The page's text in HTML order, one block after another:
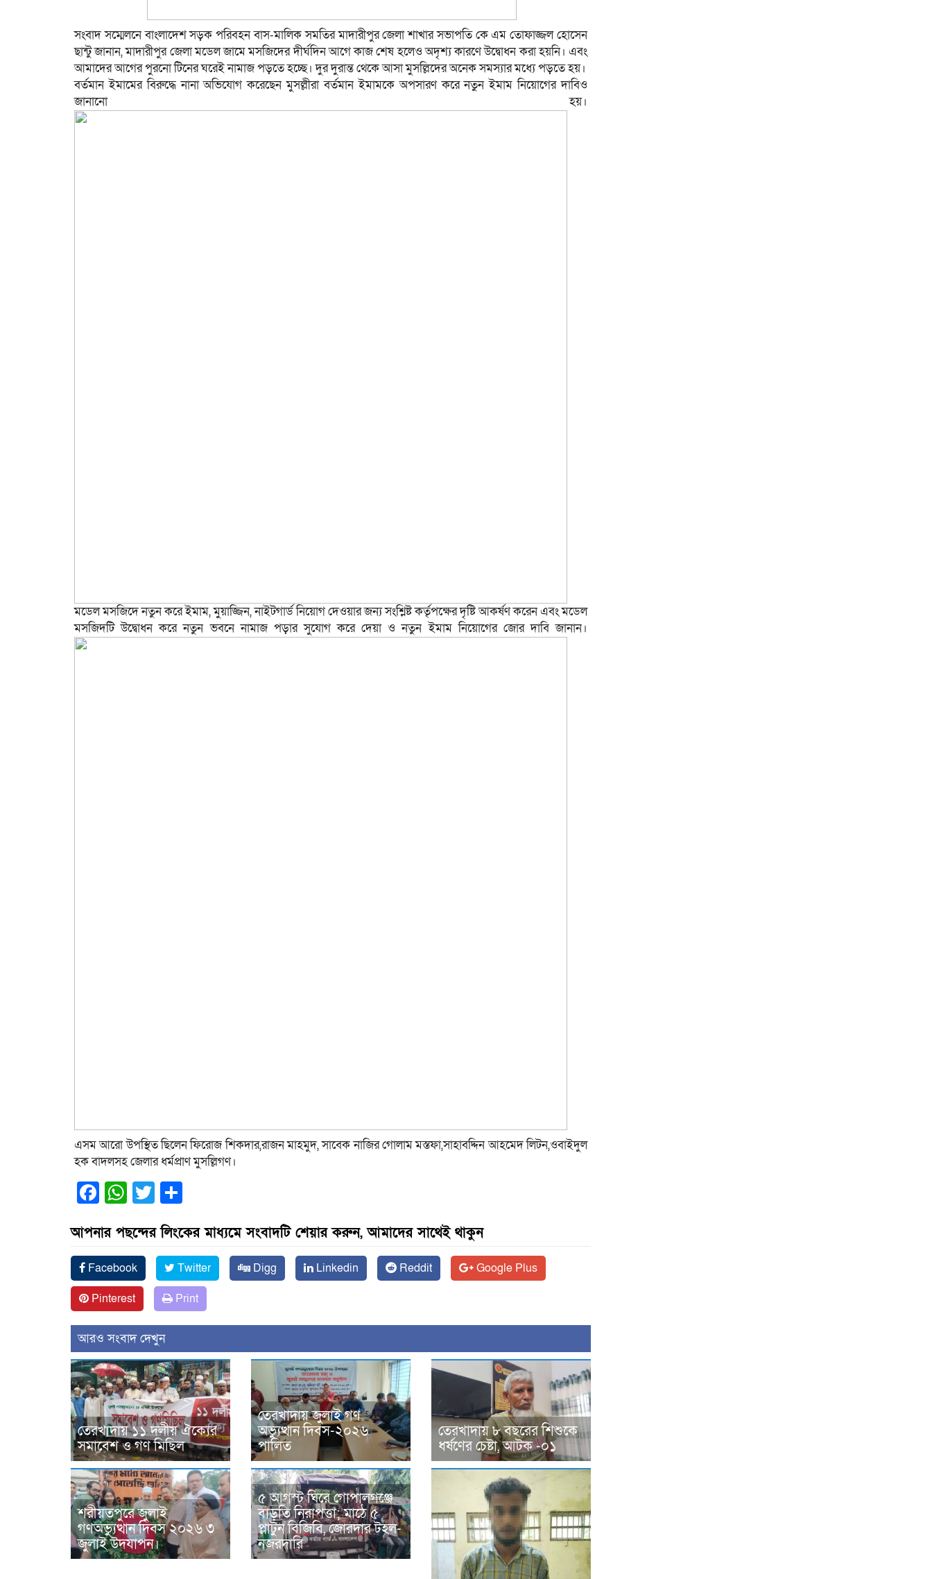
সংবাদ সম্মেলনে বাংলাদেশ সড়ক পরিবহন বাস-মালিক সমতির মাদারীপুর জেলা শাখার সভাপতি কে এম তোফাজ্জল হোসেন
ছান্টু জানান, মাদারীপুর জেলা মডেল জামে মসজিদের দীর্ঘদিন আগে কাজ শেষ হলেও অদৃশ্য কারণে উদ্বোধন করা হয়নি। এবং
আমাদের আগের পুরনো টিনের ঘরেই নামাজ পড়তে হচ্ছে। দুর দুরান্ত থেকে আসা মুসল্লিদের অনেক সমস্যার মধ্যে পড়তে হয়।
বর্তমান ইমামের বিরুদ্ধে নানা অভিযোগ করেছেন মুসল্লীরা বর্তমান ইমামকে অপসারণ করে নতুন ইমাম নিয়োগের দাবিও
জানানো হয়।
মডেল মসজিদে নতুন করে ইমাম, মুয়াজ্জিন, নাইটগার্ড নিয়োগ দেওয়ার জন্য সংশ্লিষ্ট কর্তৃপক্ষের দৃষ্টি আকর্ষণ করেন এবং মডেল
মসজিদটি উদ্বোধন করে নতুন ভবনে নামাজ পড়ার সুযোগ করে দেয়া ও নতুন ইমাম নিয়োগের জোর দাবি জানান।
এসম আরো উপস্থিত ছিলেন ফিরোজ শিকদার,রাজন মাহমুদ, সাবেক নাজির গোলাম মস্তফা,সাহাবদ্দিন আহমেদ লিটন,ওবাইদুল
হক বাদলসহ জেলার ধর্মপ্রাণ মুসল্লিগণ।
Facebook
WhatsApp
Twitter
আপনার পছন্দের লিংকের মাধ্যমে সংবাদটি শেয়ার করুন, আমাদের সাথেই থাকুন
Facebook Twitter Digg Linkedin Reddit
Google Plus
Pinterest
Print
আরও সংবাদ দেখুন
তেরখাদায় ১১ দলীয় ঐক্যের
সমাবেশ ও গণ মিছিল
তেরখাদায় জুলাই গণ
অভ্যুত্থান দিবস-২০২৬
পালিত
তেরখাদায় ৮ বছরের শিশুকে
ধর্ষণের চেষ্টা, আটক -০১
শরীয়তপুরে জুলাই
গণঅভ্যুত্থান দিবস ২০২৬ ৩
জুলাই উদযাপন।
৫ আগস্ট ঘিরে গোপালগঞ্জে
বাড়তি নিরাপত্তা; মাঠে ৫
প্লাটুন বিজিবি, জোরদার টহল-
নজরদারি